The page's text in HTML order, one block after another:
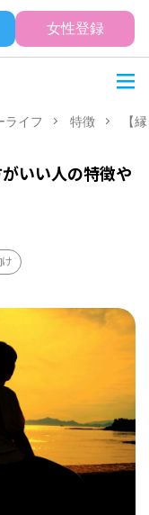
女性登録
ライフ 特徴 【
いい人の特徴や
け